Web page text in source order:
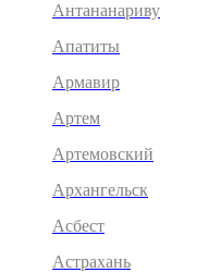
Антананариву
Апатиты
Армавир
Артем
Артемовский
Архангельск
Асбест
Астрахань